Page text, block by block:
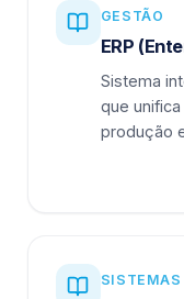
GESTÃO
ERP
Sistema
que
produção
SISTEMAS